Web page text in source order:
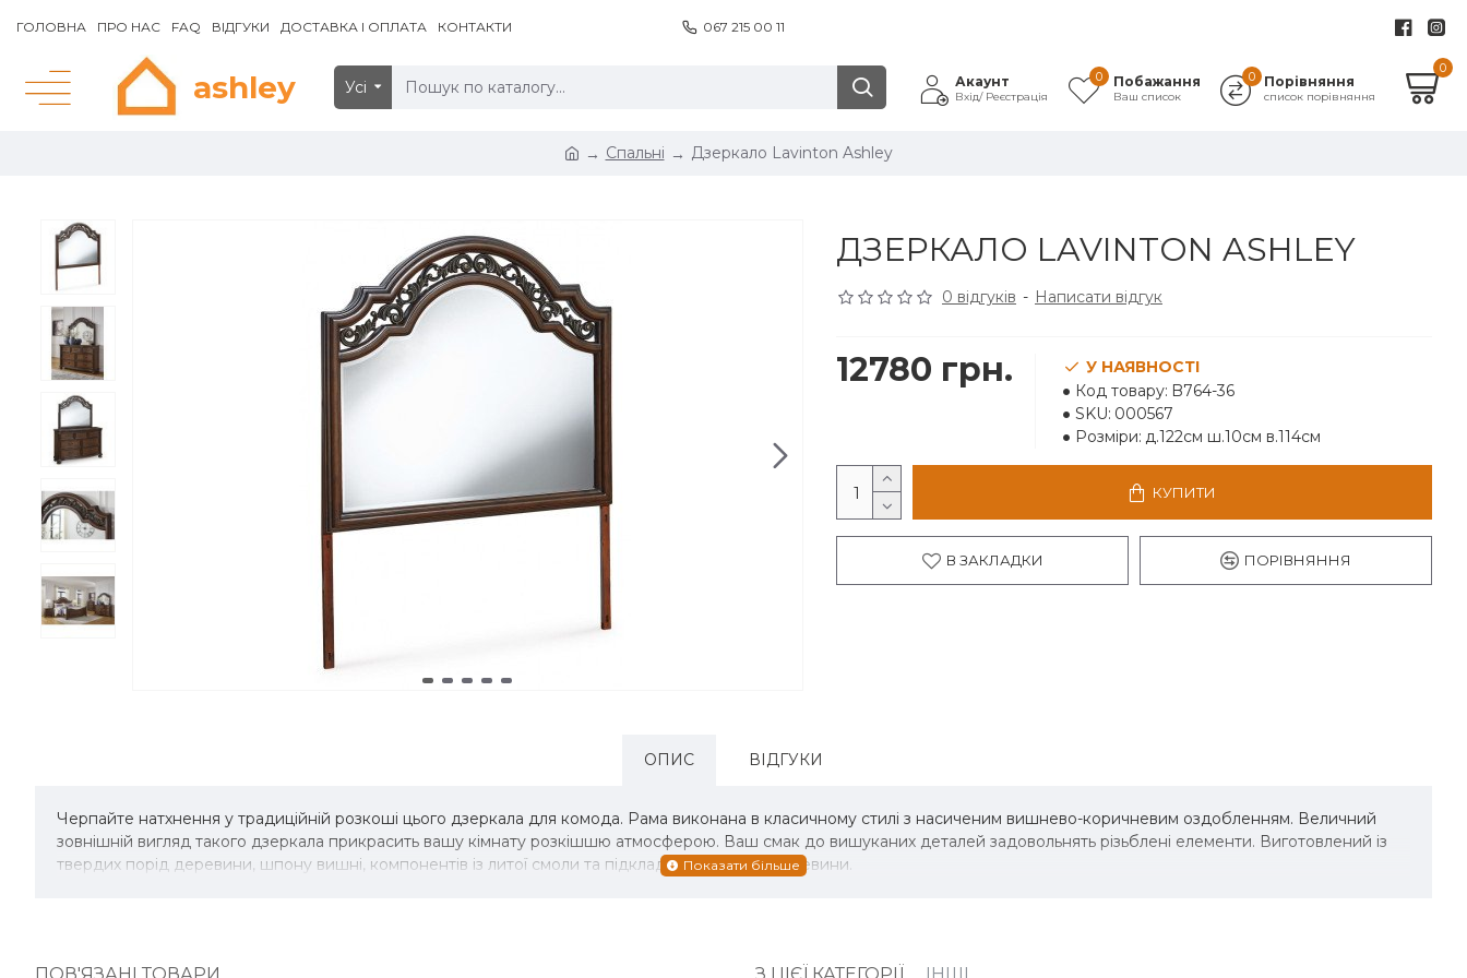
ГОЛОВНА ПРО НАС FAQ ВІДГУКИ ДОСТАВКА І ОПЛАТА КОНТАКТИ 067 215 00 11
ashley Усі Акаунт
Вхід/ Реєстрація
Побажання
Ваш список
0 Порівняння
список порівняння
0
0
Спальні Дзеркало Lavinton Ashley
ДЗЕРКАЛО LAVINTON ASHLEY
0 відгуків - Написати відгук
12780 грн.
У НАЯВНОСТІ
Код товару: B764-36
SKU: 000567
Розміри: д.122см ш.10см в.114см
КУПИТИ
В ЗАКЛАДКИ ПОРІВНЯННЯ
ОПИС ВІДГУКИ
Черпайте натхнення у традиційній розкоші цього дзеркала для комода. Рама виконана в класичному стилі з насиченим вишнево-коричневим оздобленням. Величний
зовнішній вигляд такого дзеркала прикрасить вашу кімнату розкішшю атмосферою. Ваш смак до вишуканих деталей задовольнять різьблені елементи. Виготовлений із
твердих порід деревини, шпону вишні, компонентів із литої смоли та підкладок із штучної деревини.